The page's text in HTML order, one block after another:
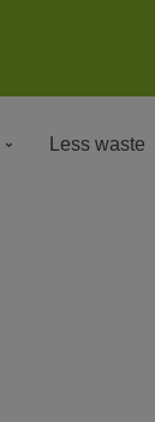
Less waste